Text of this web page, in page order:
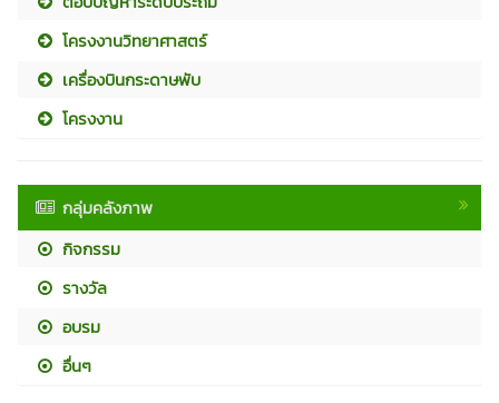
โครงงานวิทยาศาสตร์
เครื่องบินกระดาษพับ
โครงงาน
กลุ่มคลังภาพ
กิจกรรม
รางวัล
อบรม
อื่นๆ